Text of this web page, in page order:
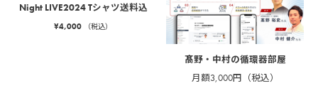
Night LIVE2024 Tシャツ送料込
¥4,000 （税込）
髙野・中村の循環器部屋
月額3,000円（税込）